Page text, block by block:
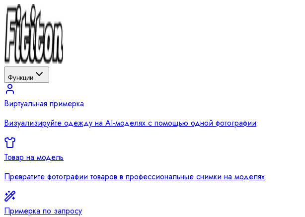
Функции
Виртуальная примерка
Визуализируйте одежду на AI-моделях с помощью одной фотографии
Товар на модель
Превратите фотографии товаров в профессиональные снимки на моделях
Примерка по запросу